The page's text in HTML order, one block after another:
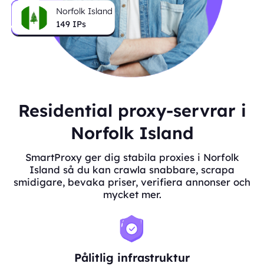
Norfolk Island
149 IPs
Residential proxy-servrar i
Norfolk Island
SmartProxy ger dig stabila proxies i Norfolk
Island så du kan crawla snabbare, scrapa
smidigare, bevaka priser, verifiera annonser och
mycket mer.
Pålitlig infrastruktur